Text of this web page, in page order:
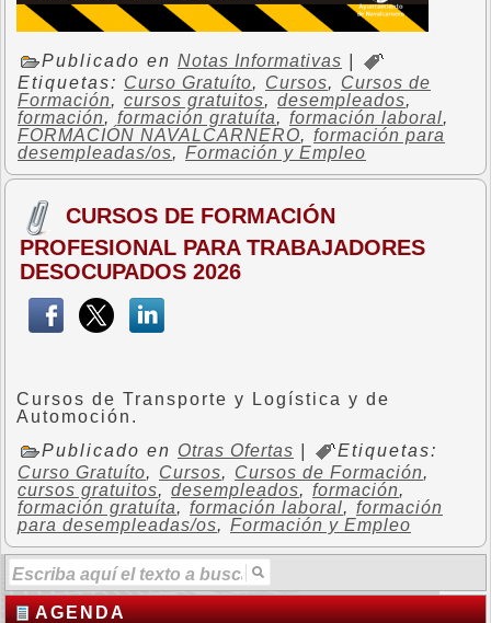
Publicado en Notas Informativas
Etiquetas: Curso Gratuíto, Cursos, Cursos de
Formación, cursos gratuitos, desempleados,
formación, formación gratuíta, formación laboral,
FORMACIÓN NAVALCARNERO, formación para
desempleadas/os, Formación y Empleo
CURSOS DE FORMACIÓN
PROFESIONAL PARA TRABAJADORES
DESOCUPADOS 2026
Cursos de Transporte y Logística y de
Automoción.
Publicado en Otras Ofertas
Etiquetas:
Curso Gratuíto, Cursos, Cursos de Formación,
cursos gratuitos, desempleados, formación,
formación gratuíta, formación laboral, formación
para desempleadas/os, Formación y Empleo
AGENDA